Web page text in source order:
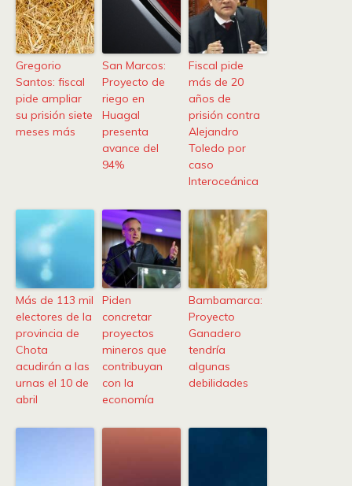
Gregorio
Santos: fiscal
pide ampliar
su prisión siete
meses más
San Marcos:
Proyecto de
riego en
Huagal
presenta
avance del
94%
Fiscal pide
más de 20
años de
prisión contra
Alejandro
Toledo por
caso
Interoceánica
Más de 113 mil
electores de la
provincia de
Chota
acudirán a las
urnas el 10 de
abril
Piden
concretar
proyectos
mineros que
contribuyan
con la
economía
Bambamarca:
Proyecto
Ganadero
tendría
algunas
debilidades